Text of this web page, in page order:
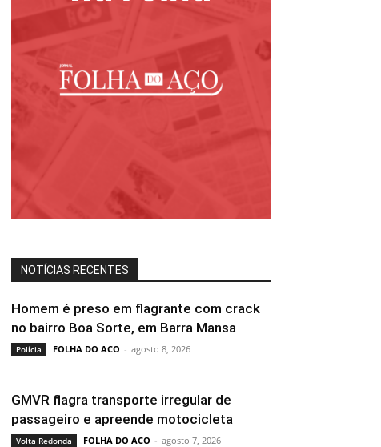
NOTÍCIAS RECENTES
Homem é preso em flagrante com crack
no bairro Boa Sorte, em Barra Mansa
Polícia FOLHA DO ACO - agosto 8, 2026
GMVR flagra transporte irregular de
passageiro e apreende motocicleta
Volta Redonda FOLHA DO ACO - agosto 7, 2026